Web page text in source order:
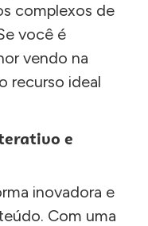
complexos de
você é
vendo na
recurso ideal
e
inovadora e
Com uma